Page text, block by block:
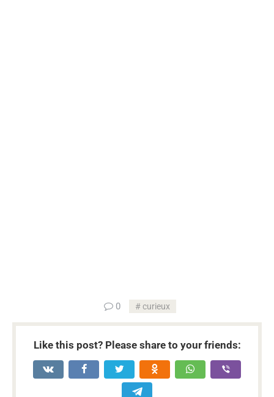
0 curieux
Like this post? Please share to your friends: